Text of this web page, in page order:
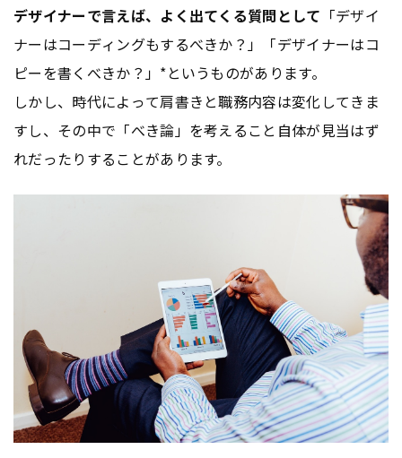
デザイナーで言えば、よく出てくる質問として 「デザイ
ナーはコーディングもするべきか？」「デザイナーはコ
ピーを書くべきか？」*というものがあります。
しかし、時代によって肩書きと職務内容は変化してきま
すし、その中で「べき論」を考えること自体が見当はず
れだったりすることがあります。